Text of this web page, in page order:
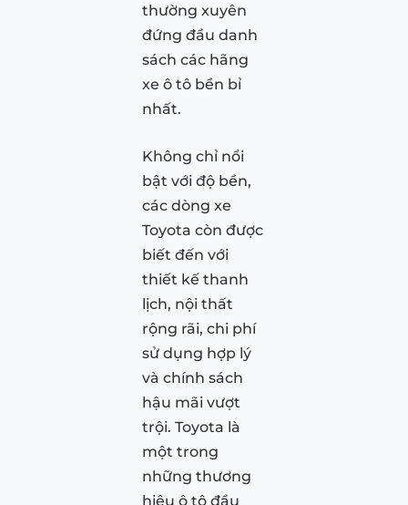
thường xuyên
đứng đầu danh
sách các hãng
xe ô tô bền bỉ
nhất.
Không chỉ nổi
bật với độ bền,
các dòng xe
Toyota còn được
biết đến với
thiết kế thanh
lịch, nội thất
rộng rãi, chi phí
sử dụng hợp lý
và chính sách
hậu mãi vượt
trội. Toyota là
một trong
những thương
hiệu ô tô đầu